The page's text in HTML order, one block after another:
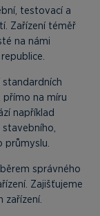
testovací a
Zařízení téměř
na námi
přímo na míru
například
průmyslu.
správného
Zajišťujeme